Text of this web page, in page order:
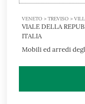
VENETO > TREVISO >
VIALE DELLA
ITALIA
Mobili ed arredi